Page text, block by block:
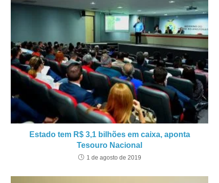
Estado tem R$ 3,1 bilhões em caixa, aponta
Tesouro Nacional
1 de agosto de 2019